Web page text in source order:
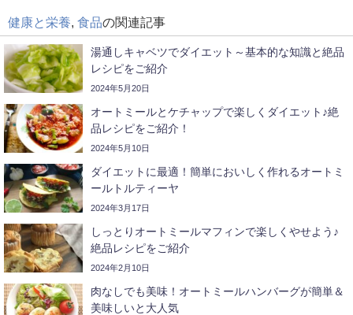
健康と栄養, 食品の関連記事
湯通しキャベツでダイエット～基本的な知識と絶品
レシピをご紹介
2024年5月20日
オートミールとケチャップで楽しくダイエット♪絶
品レシピをご紹介！
2024年5月10日
ダイエットに最適！簡単においしく作れるオートミ
ールトルティーヤ
2024年3月17日
しっとりオートミールマフィンで楽しくやせよう♪
絶品レシピをご紹介
2024年2月10日
肉なしでも美味！オートミールハンバーグが簡単＆
美味しいと大人気